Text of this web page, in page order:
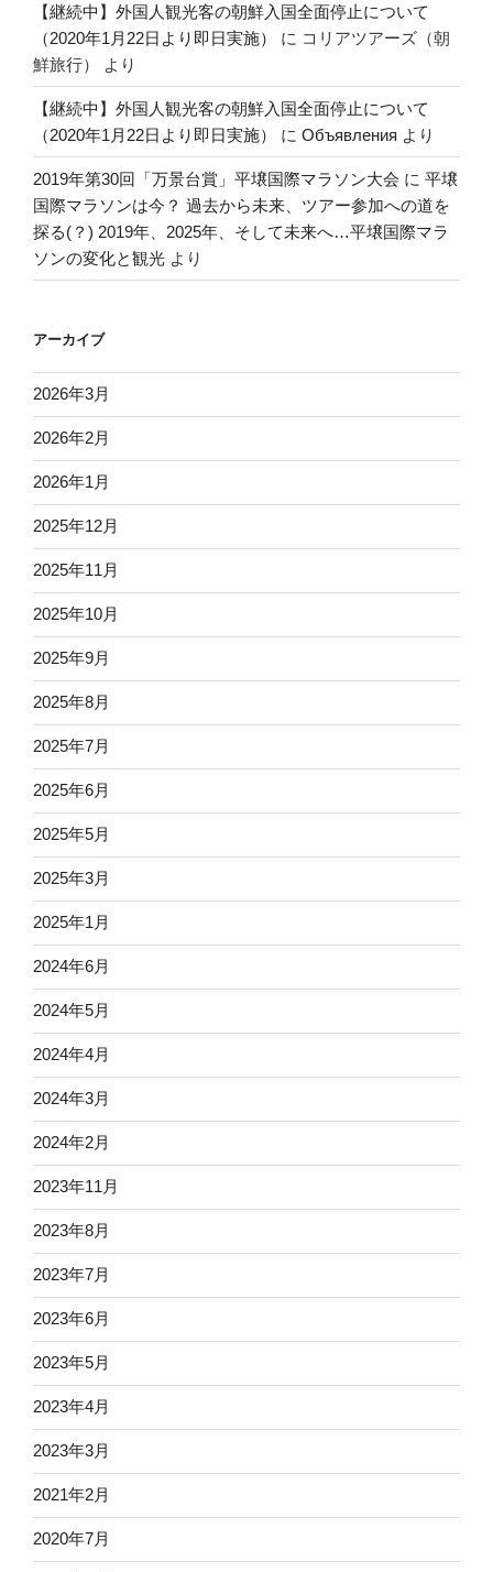
【継続中】外国人観光客の朝鮮入国全面停止について
（2020年1月22日より即日実施）
に コリアツアーズ（朝
鮮旅行）
より
【継続中】外国人観光客の朝鮮入国全面停止について
（2020年1月22日より即日実施）
に Объявления より
2019年第30回「万景台賞」平壌国際マラソン大会 に 平壌
国際マラソンは今？ 過去から未来、ツアー参加への道を
探る(？) 2019年、2025年、そして未来へ…平壌国際マラ
ソンの変化と観光 より
アーカイブ
2026年3月
2026年2月
2026年1月
2025年12月
2025年11月
2025年10月
2025年9月
2025年8月
2025年7月
2025年6月
2025年5月
2025年3月
2025年1月
2024年6月
2024年5月
2024年4月
2024年3月
2024年2月
2023年11月
2023年8月
2023年7月
2023年6月
2023年5月
2023年4月
2023年3月
2021年2月
2020年7月